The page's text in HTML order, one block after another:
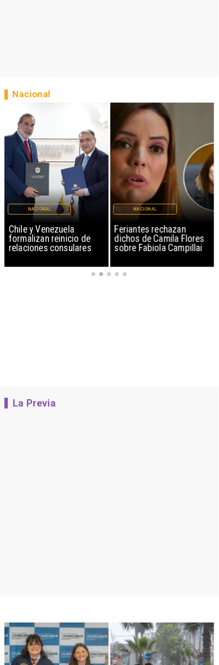
Chile y Venezuela
formalizan reinicio de
relaciones consulares
NACIONAL
Feriantes rechazan
dichos de Camila Flores
sobre Fabiola Campillai
NACIONAL
Nacional
La Previa